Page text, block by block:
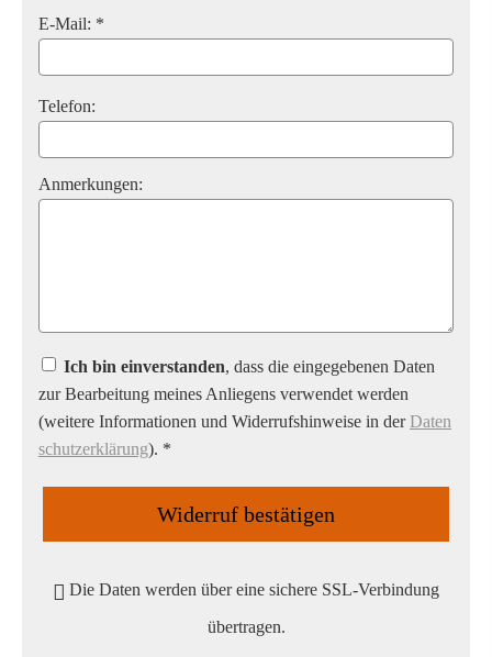
E-Mail: *
Telefon:
Anmerkungen:
Ich bin einverstanden, dass die eingegebenen Daten
zur Bearbeitung meines Anliegens verwendet werden
(weitere Informationen und Widerrufshinweise in der Daten
schutzerklärung). *
Widerruf bestätigen
Die Daten werden über eine sichere SSL-Verbindung
übertragen.